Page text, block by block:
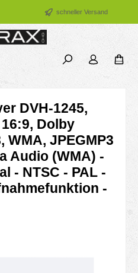
schneller Versand
DVH-1245,
16:9, Dolby
WMA, JPEGMP3
Audio (WMA) -
- NTSC - PAL -
-